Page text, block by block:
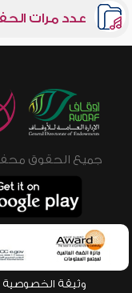
عدد مرات
جميع الحقوق محفوظة © 2026 - 1998
وثيقة الخصوصية